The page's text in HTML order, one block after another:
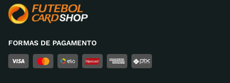
FORMAS DE PAGAMENTO